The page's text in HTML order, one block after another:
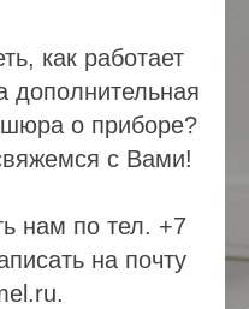
как работает
дополнительная
о приборе?
с Вами!
нам по тел. +7
на почту